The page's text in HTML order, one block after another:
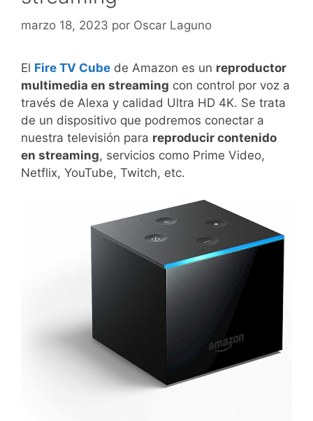
marzo 18, 2023 por Oscar Laguno
El Fire TV Cube de Amazon es un reproductor
multimedia en streaming con control por voz a
través de Alexa y calidad Ultra HD 4K. Se trata
de un dispositivo que podremos conectar a
nuestra televisión para reproducir contenido
en streaming, servicios como Prime Video,
Netflix, YouTube, Twitch, etc.